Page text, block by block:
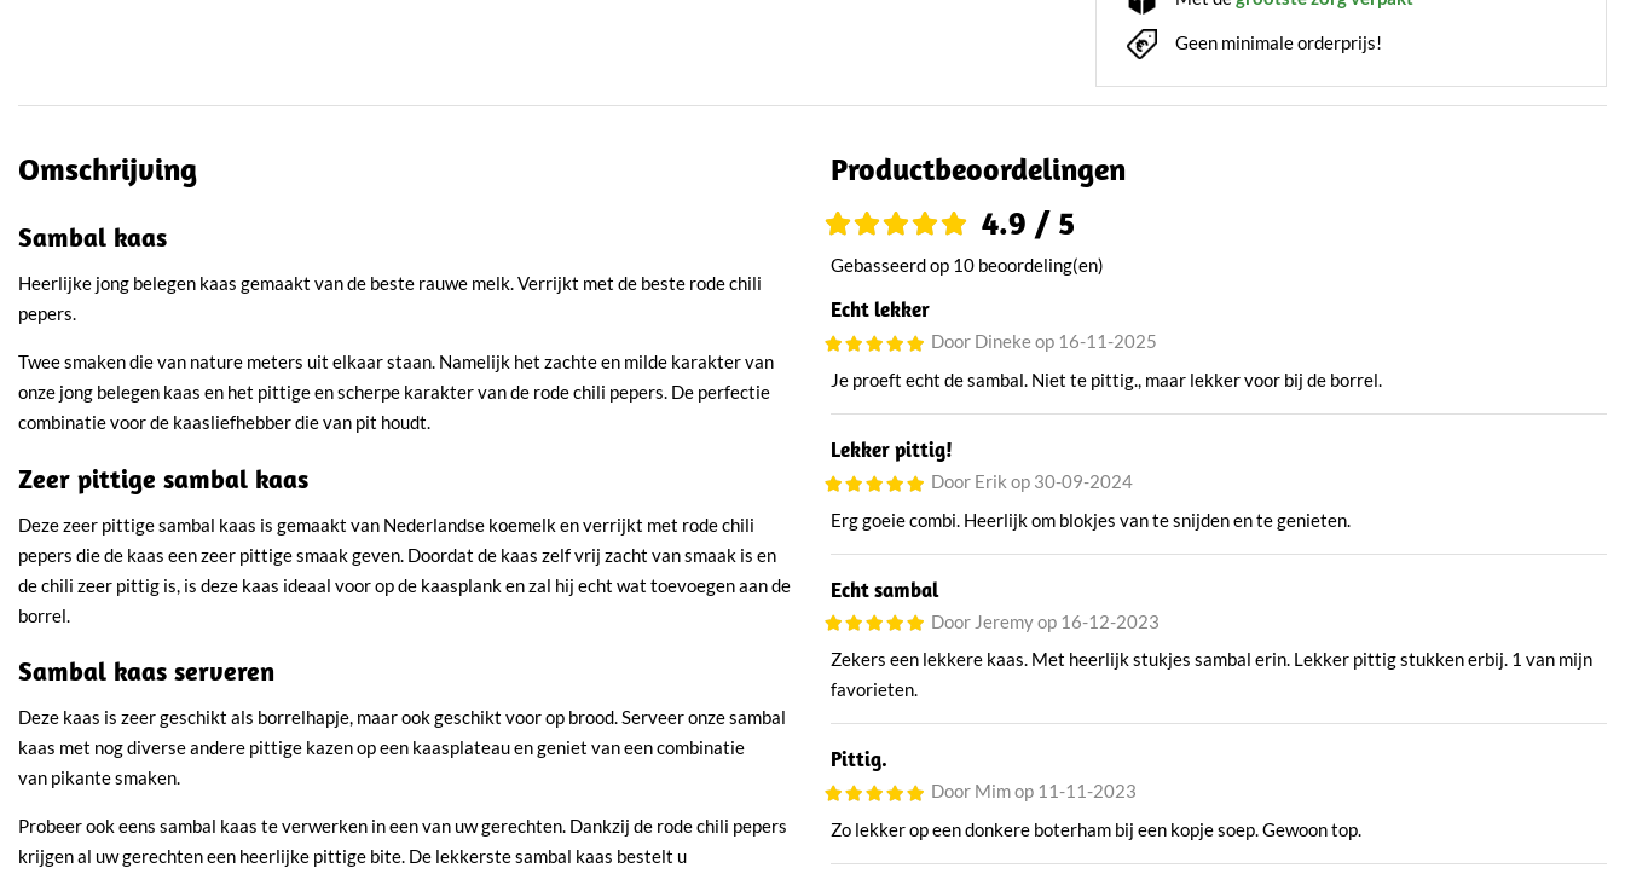
Geen minimale orderprijs!
Omschrijving
Sambal kaas
Heerlijke jong belegen kaas gemaakt van de beste rauwe melk. Verrijkt met de beste rode chili
pepers.
Twee smaken die van nature meters uit elkaar staan. Namelijk het zachte en milde karakter van
onze jong belegen kaas en het pittige en scherpe karakter van de rode chili pepers. De perfectie
combinatie voor de kaasliefhebber die van pit houdt.
Zeer pittige sambal kaas
Deze zeer pittige sambal kaas is gemaakt van Nederlandse koemelk en verrijkt met rode chili
pepers die de kaas een zeer pittige smaak geven. Doordat de kaas zelf vrij zacht van smaak is en
de chili zeer pittig is, is deze kaas ideaal voor op de kaasplank en zal hij echt wat toevoegen aan de
borrel.
Sambal kaas serveren
Deze kaas is zeer geschikt als borrelhapje, maar ook geschikt voor op brood. Serveer onze sambal
kaas met nog diverse andere pittige kazen op een kaasplateau en geniet van een combinatie
van pikante smaken.
Probeer ook eens sambal kaas te verwerken in een van uw gerechten. Dankzij de rode chili pepers
krijgen al uw gerechten een heerlijke pittige bite. De lekkerste sambal kaas bestelt u
Productbeoordelingen
4.9 / 5
Gebasseerd op 10 beoordeling(en)
Echt lekker
Door Dineke op 16-11-2025
Je proeft echt de sambal. Niet te pittig., maar lekker voor bij de borrel.
Lekker pittig!
Door Erik op 30-09-2024
Erg goeie combi. Heerlijk om blokjes van te snijden en te genieten.
Echt sambal
Door Jeremy op 16-12-2023
Zekers een lekkere kaas. Met heerlijk stukjes sambal erin. Lekker pittig stukken erbij. 1 van mijn
favorieten.
Pittig.
Door Mim op 11-11-2023
Zo lekker op een donkere boterham bij een kopje soep. Gewoon top.